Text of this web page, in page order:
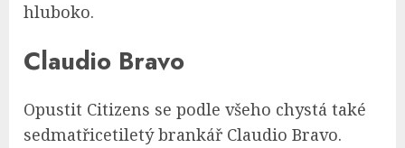
hluboko.
Claudio Bravo
Opustit Citizens se podle všeho chystá také
sedmatřicetiletý brankář Claudio Bravo.